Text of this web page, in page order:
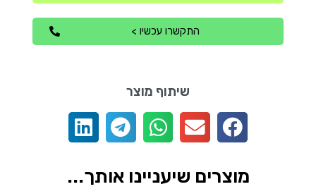
התקשרו עכשיו >
שיתוף מוצר
מוצרים שיעניינו אותך...